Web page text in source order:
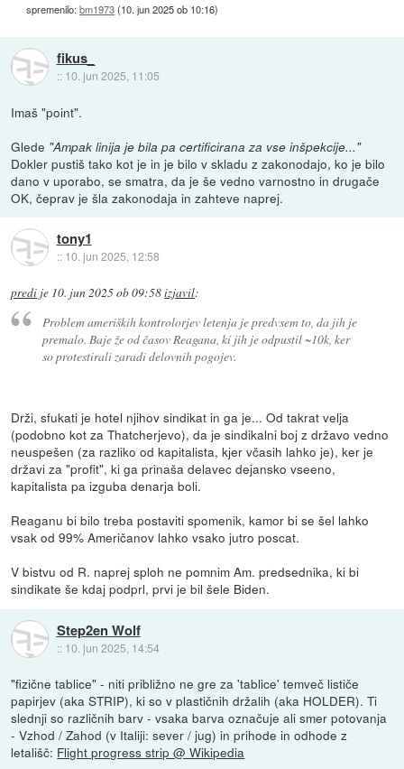
spremenilo:bm1973(10. jun 2025 ob 10:16)
fikus_
:: 10. jun 2025, 11:05
Imaš "point".
Glede "Ampak linija je bila pa certificirana za vse inšpekcije..."
Dokler pustiš tako kot je in je bilo v skladu z zakonodajo, ko je bilo
dano v uporabo, se smatra, da je še vedno varnostno in drugače
OK, čeprav je šla zakonodaja in zahteve naprej.
tony1
:: 10. jun 2025, 12:58
predi je 10. jun 2025 ob 09:58izjavil:
Problem ameriških kontrolorjev letenja je predvsem to, da jih je
premalo. Baje že od časov Reagana, ki jih je odpustil ~10k, ker
so protestirali zaradi delovnih pogojev.
Drži, sfukati je hotel njihov sindikat in ga je... Od takrat velja
(podobno kot za Thatcherjevo), da je sindikalni boj z državo vedno
neuspešen (za razliko od kapitalista, kjer včasih lahko je), ker je
državi za "profit", ki ga prinaša delavec dejansko vseeno,
kapitalista pa izguba denarja boli.
Reaganu bi bilo treba postaviti spomenik, kamor bi se šel lahko
vsak od 99% Američanov lahko vsako jutro poscat.
V bistvu od R. naprej sploh ne pomnim Am. predsednika, ki bi
sindikate še kdaj podprl, prvi je bil šele Biden.
Step2en Wolf
:: 10. jun 2025, 14:54
"fizične tablice" - niti približno ne gre za 'tablice' temveč lističe
papirjev (aka STRIP), ki so v plastičnih držalih (aka HOLDER). Ti
slednji so različnih barv - vsaka barva označuje ali smer potovanja
- Vzhod / Zahod (v Italiji: sever / jug) in prihode in odhode z
letališč: Flight progress strip @ Wikipedia